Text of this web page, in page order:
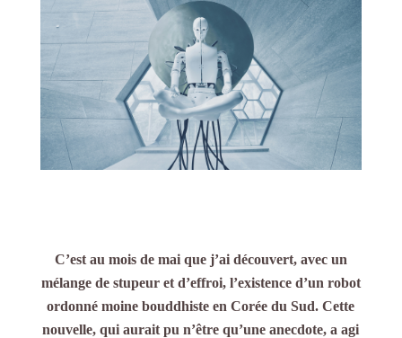
C’est au mois de mai que j’ai découvert, avec un
mélange de stupeur et d’effroi, l’existence d’un robot
ordonné moine bouddhiste en Corée du Sud. Cette
nouvelle, qui aurait pu n’être qu’une anecdote, a agi